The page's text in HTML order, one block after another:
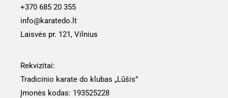
+370 685 20 355
info@karatedo.lt
Laisvės pr. 121, Vilnius
Rekvizitai:
Tradicinio karate do klubas „Lūšis”
Įmonės kodas: 193525228